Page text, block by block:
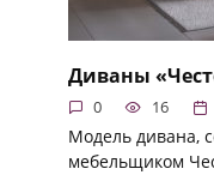
Диваны
0 16
Модель дивана,
мебельщиком